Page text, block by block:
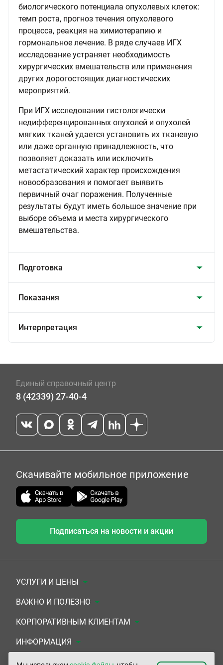
биологического потенциала опухолевых клеток:
темп роста, прогноз течения опухолевого
процесса, реакция на химиотерапию и
гормональное лечение. В ряде случаев ИГХ
исследование устраняет необходимость
хирургических вмешательств или применения
других дорогостоящих диагностических
мероприятий.
При ИГХ исследовании гистологически
недифференцированных опухолей и опухолей
мягких тканей удается установить их тканевую
или даже органную принадлежность, что
позволяет доказать или исключить
метастатический характер происхождения
новообразования и помогает выявить
первичный очаг поражения. Полученные
результаты будут иметь большое значение при
выборе объема и места хирургического
вмешательства.
Подготовка
Показания
Интерпретация
Единый справочный центр
8 (42339) 27-40-4
Скачивайте мобильное приложение
Подписаться на новости и акции
УСЛУГИ И ЦЕНЫ
Анализы
Комплексы
УЗИ
ЭКГ/Холтер/СМАД
ВАЖНО И ПОЛЕЗНО
Документы для заключения договора
Система скидок
Подарочные сертификаты
КОРПОРАТИВНЫМ КЛИЕНТАМ
Медицинским организациям
Прочим организациям
ИНФОРМАЦИЯ
О Компании